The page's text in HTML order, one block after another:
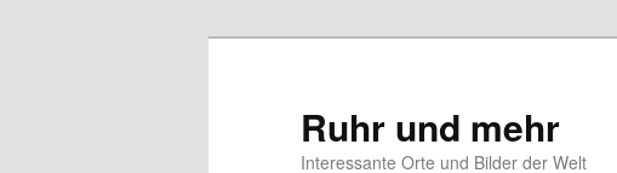
Ruhr und mehr
Interessante Orte und Bilder der Welt